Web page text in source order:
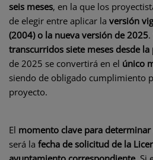
seis meses, en la que los
de elegir entre aplicar la versión
(2004) o la nueva versión de 2025
transcurridos siete meses desde
de 2025 se convertirá en el único
siendo de obligado cumplimiento
proyecto.
El momento clave para
será la fecha de solicitud de la